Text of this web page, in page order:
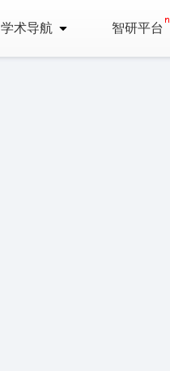
学术导航 智研平台